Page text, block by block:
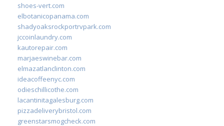
shoes-vert.com
elbotanicopanama.com
shadyoaksrockportrvpark.com
jccoinlaundry.com
kautorepair.com
marjaeswinebar.com
elmazatlanclinton.com
ideacoffeenyc.com
odieschillicothe.com
lacantinitagalesburg.com
pizzadeliverybristol.com
greenstarsmogcheck.com